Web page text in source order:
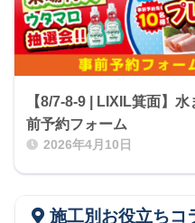
【8/7-8-9 | LIXIL箕面】
前予約フォーム
2026年4月10日
施工別お役立ちコ